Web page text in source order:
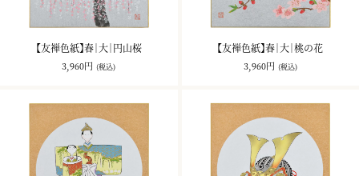
【友禅色紙】春｜大｜円山桜
3,960円 (税込)
【友禅色紙】春｜大｜桃の花
3,960円 (税込)